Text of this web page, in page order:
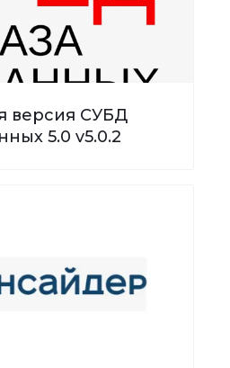
версия СУБД
5.0 v5.0.2